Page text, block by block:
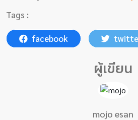
Tags :
facebook
ผู้เขียน
mojo esan